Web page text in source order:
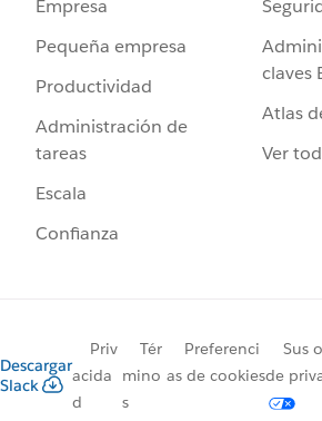
Empresa
Pequeña empresa
Productividad
Administración de
tareas
Escala
Confianza
claves
Atlas
Ver
Descargar
Slack
Priv
acida
d
Tér
mino
s
Preferenci
as de cookies
Sus
de